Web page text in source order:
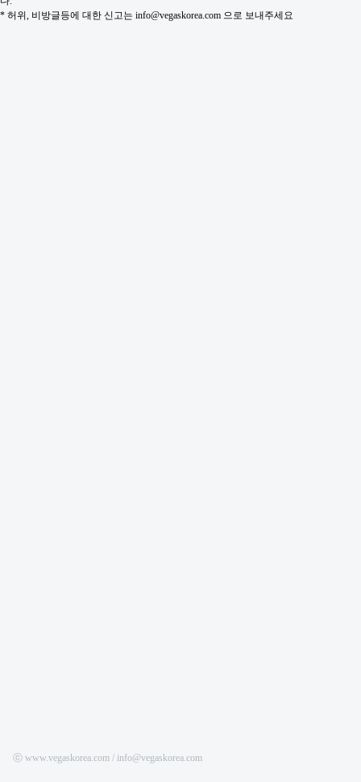
* 허위, 비방글등에 대한 신고는 info@vegaskorea.com 으로 보내주세요
ⓒ www.vegaskorea.com / info@vegaskorea.com